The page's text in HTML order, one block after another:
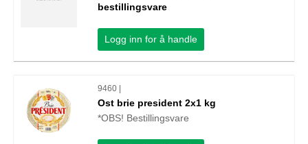
bestillingsvare
Logg inn for å handle
9460 |
Ost brie president 2x1 kg
*OBS! Bestillingsvare